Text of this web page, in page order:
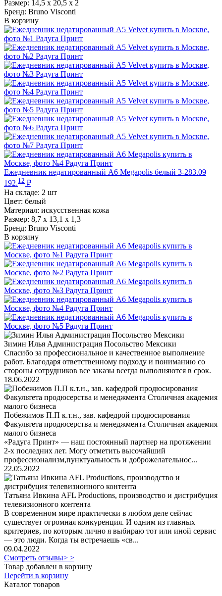
Размер: 14,5 х 20,5 х 2
Бренд: Bruno Visconti
В корзину
Ежедневник недатированный А6 Megapolis белый 3-283.09
192.12 ₽
На складе: 2 шт
Цвет: белый
Материал: искусственная кожа
Размер: 8,7 х 13,1 х 1,3
Бренд: Bruno Visconti
В корзину
Зимин Илья Администрация Посольство Мексики
Спасибо за профессиональное и качественное выполнение
работ. Благодаря ответственному подходу и пониманию со
стороны сотрудников все заказы всегда выполняются в срок.
18.06.2022
Побежимов П.П к.т.н., зав. кафедрой продюсирования
Факультета продюсерства и менеджмента Столичная академия
малого бизнеса
«Радуга Принт» — наш постоянный партнер на протяжении
2-х последних лет. Могу отметить высочайший
профессионализм,пунктуальность и доброжелательнос...
22.05.2022
Татьяна Ивкина AFL Productions, производство и дистрибуция
телевизионного контента
В современном мире практически в любом деле сейчас
существует огромная конкуренция. И одним из главных
критериев, по которым лично я выбираю тот или иной сервис
— это люди. Когда ты встречаешь «св...
09.04.2022
Смотреть отзывы> >
Товар добавлен в корзину
Перейти в корзину
Каталог товаров